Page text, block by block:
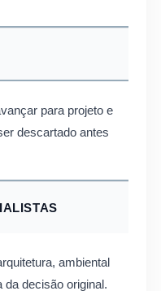
para projeto e
descartado antes
ambiental
decisão original.